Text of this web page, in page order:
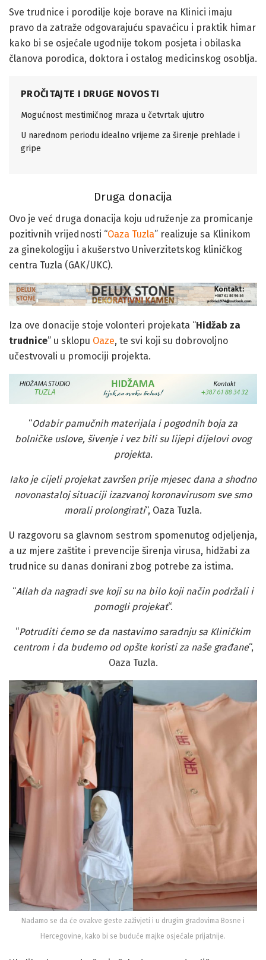
Sve trudnice i porodilje koje borave na Klinici imaju
pravo da zatraže odgovarajuću spavaćicu i praktik himar
kako bi se osjećale ugodnije tokom posjeta i obilaska
članova porodica, doktora i ostalog medicinskog osoblja.
PROČITAJTE I DRUGE NOVOSTI
Mogućnost mestimičnog mraza u četvrtak ujutro
U narednom periodu idealno vrijeme za širenje prehlade i
gripe
Druga donacija
Ovo je već druga donacija koju udruženje za promicanje
pozitivnih vrijednosti “Oaza Tuzla” realizuje sa Klinikom
za ginekologiju i akušerstvo Univerzitetskog kliničkog
centra Tuzla (GAK/UKC).
Iza ove donacije stoje volonteri projekata “Hidžab za
trudnice” u sklopu Oaze, te svi koji su dobrovoljno
učestvovali u promociji projekta.
“Odabir pamučnih materijala i pogodnih boja za
bolničke uslove, šivenje i vez bili su lijepi dijelovi ovog
projekta.
Iako je cijeli projekat završen prije mjesec dana a shodno
novonastaloj situaciji izazvanoj koronavirusom sve smo
morali prolongirati“, Oaza Tuzla.
U razgovoru sa glavnom sestrom spomenutog odjeljenja,
a uz mjere zaštite i prevencije širenja virusa, hidžabi za
trudnice su danas donirani zbog potrebe za istima.
“Allah da nagradi sve koji su na bilo koji način podržali i
pomogli projekat“.
“Potruditi ćemo se da nastavimo saradnju sa Kliničkim
centrom i da budemo od opšte koristi za naše građane“,
Oaza Tuzla.
Nadamo se da će ovakve geste zaživjeti i u drugim gradovima Bosne i
Hercegovine, kako bi se buduće majke osjećale prijatnije.